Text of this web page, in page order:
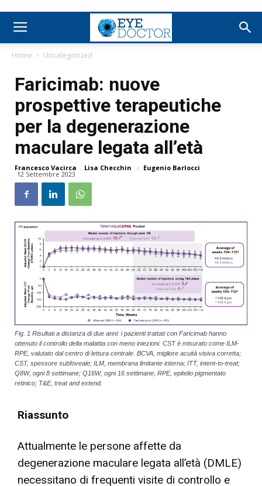
Home Uncategorized
Faricimab: nuove
prospettive terapeutiche
per la degenerazione
maculare legata all’età
Francesco Vacirca , Lisa Checchin e Eugenio Barlocci
12 Settembre 2023
Fig. 1 Risultati a distanza di due anni: i pazienti trattati con Faricimab hanno
ottenuto il controllo della malattia con meno iniezioni. CST è misurato come ILM-
RPE, valutato dal centro di lettura centrale. BCVA, migliore acuità visiva corretta;
CST, spessore subfoveale; ILM, membrana limitante interna; ITT, intent-to-treat;
Q8W, ogni 8 settimane; Q16W, ogni 16 settimane; RPE, epitelio pigmentato
retinico; T&E, treat and extend.
Riassunto
Attualmente le persone affette da
degenerazione maculare legata all’età (DMLE)
necessitano di frequenti visite di controllo e